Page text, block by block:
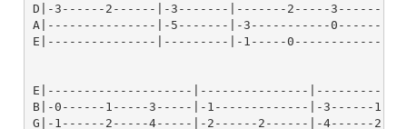
D|-3------2------|-3-------|-------2-----3------
A|---------------|-5-------|-3-----------0------
E|---------------|---------|-1-----0------------
E|--------------------|---------------
B|-0------1-----3-----|-1-------------|-3------
G|-1------2-----4-----|-2------2------|-4------